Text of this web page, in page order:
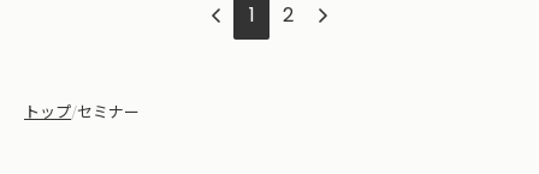
1 2
トップ/セミナー